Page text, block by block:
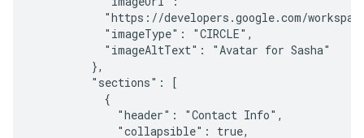
"https://developers.google.com/
           "imageType": "CIRCLE",
           "imageAltText": "Avatar for Sasha"
         },
         "sections": [
           {
             "header": "Contact Info",
             "collapsible": true,